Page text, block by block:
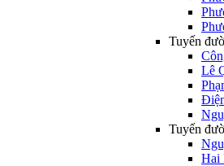
Tuyến
Lê
Tuyến
Hai